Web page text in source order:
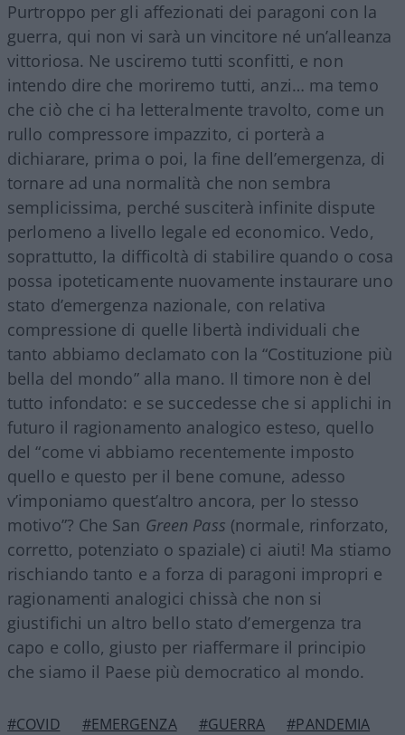
Purtroppo per gli affezionati dei paragoni con la
guerra, qui non vi sarà un vincitore né un’alleanza
vittoriosa. Ne usciremo tutti sconfitti, e non
intendo dire che moriremo tutti, anzi… ma temo
che ciò che ci ha letteralmente travolto, come un
rullo compressore impazzito, ci porterà a
dichiarare, prima o poi, la fine dell’emergenza, di
tornare ad una normalità che non sembra
semplicissima, perché susciterà infinite dispute
perlomeno a livello legale ed economico. Vedo,
soprattutto, la difficoltà di stabilire quando o cosa
possa ipoteticamente nuovamente instaurare uno
stato d’emergenza nazionale, con relativa
compressione di quelle libertà individuali che
tanto abbiamo declamato con la “Costituzione più
bella del mondo” alla mano. Il timore non è del
tutto infondato: e se succedesse che si applichi in
futuro il ragionamento analogico esteso, quello
del “come vi abbiamo recentemente imposto
quello e questo per il bene comune, adesso
v’imponiamo quest’altro ancora, per lo stesso
motivo”? Che San Green Pass (normale, rinforzato,
corretto, potenziato o spaziale) ci aiuti! Ma stiamo
rischiando tanto e a forza di paragoni impropri e
ragionamenti analogici chissà che non si
giustifichi un altro bello stato d’emergenza tra
capo e collo, giusto per riaffermare il principio
che siamo il Paese più democratico al mondo.
#COVID #EMERGENZA #GUERRA #PANDEMIA